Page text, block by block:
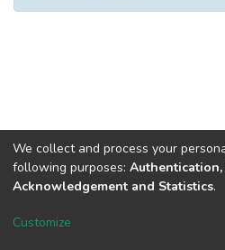
DSpace software copyright
We collect and process your
following purposes: Authentication,
Acknowledgement and Statistics.
Customize